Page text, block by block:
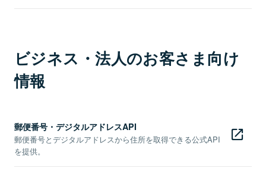
ビジネス・法人のお客さま向け
情報
郵便番号・デジタルアドレスAPI
郵便番号とデジタルアドレスから住所を取得できる公式API
を提供。